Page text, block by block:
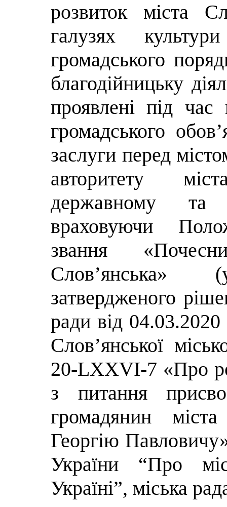
розвиток міста
галузях
громадського
благодійницьку
проявлені під
громадського
заслуги перед
авторитету
державному та
враховуючи
звання
Слов’янська»
затвердженого
ради від
Слов’янської
20-LХXVI-7 «Про
з питання
громадянин
Георгію
України “Про
Україні”, міська